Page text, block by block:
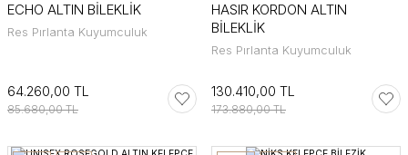
ECHO ALTIN BİLEKLİK
Res Pırlanta Kuyumculuk
64.260,00 TL
85.680,00 TL
HASIR KORDON ALTIN
BİLEKLİK
Res Pırlanta Kuyumculuk
130.410,00 TL
173.880,00 TL